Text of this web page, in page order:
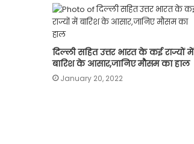
दिल्ली सहित उत्तर भारत के कई राज्यों में
बारिश के आसार,जानिए मौसम का हाल
January 20, 2022